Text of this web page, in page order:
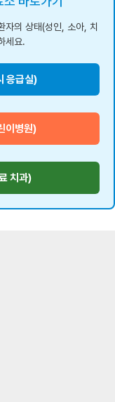
자의 상태(성인, 소아, 치
세요.
응급실)
이병원)
치과)